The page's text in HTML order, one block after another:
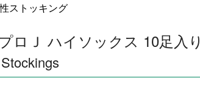
ストッキング
ロＪ ハイソックス 10足入り